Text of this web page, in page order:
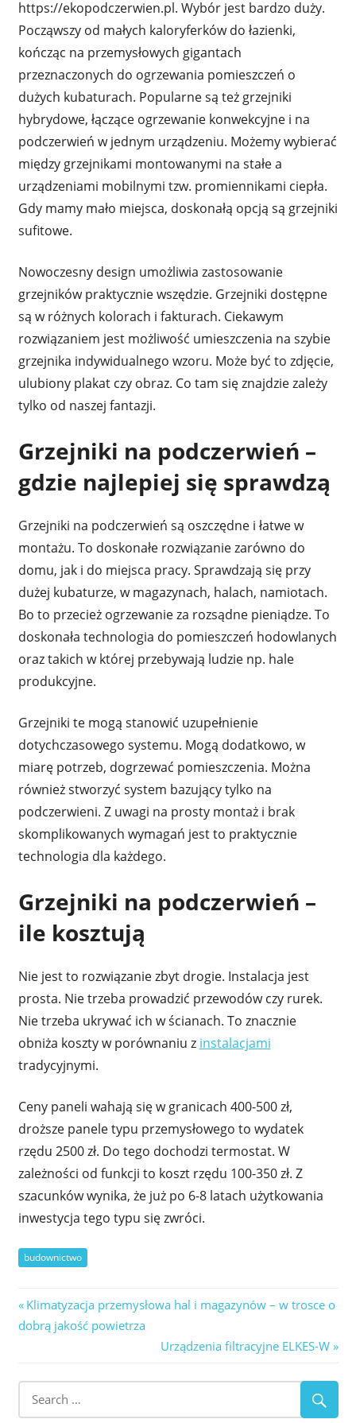
https://ekopodczerwien.pl. Wybór jest bardzo duży.
Począwszy od małych kaloryferków do łazienki,
kończąc na przemysłowych gigantach
przeznaczonych do ogrzewania pomieszczeń o
dużych kubaturach. Popularne są też grzejniki
hybrydowe, łączące ogrzewanie konwekcyjne i na
podczerwień w jednym urządzeniu. Możemy wybierać
między grzejnikami montowanymi na stałe a
urządzeniami mobilnymi tzw. promiennikami ciepła.
Gdy mamy mało miejsca, doskonałą opcją są grzejniki
sufitowe.
Nowoczesny design umożliwia zastosowanie
grzejników praktycznie wszędzie. Grzejniki dostępne
są w różnych kolorach i fakturach. Ciekawym
rozwiązaniem jest możliwość umieszczenia na szybie
grzejnika indywidualnego wzoru. Może być to zdjęcie,
ulubiony plakat czy obraz. Co tam się znajdzie zależy
tylko od naszej fantazji.
Grzejniki na podczerwień –
gdzie najlepiej się sprawdzą
Grzejniki na podczerwień są oszczędne i łatwe w
montażu. To doskonałe rozwiązanie zarówno do
domu, jak i do miejsca pracy. Sprawdzają się przy
dużej kubaturze, w magazynach, halach, namiotach.
Bo to przecież ogrzewanie za rozsądne pieniądze. To
doskonała technologia do pomieszczeń hodowlanych
oraz takich w której przebywają ludzie np. hale
produkcyjne.
Grzejniki te mogą stanowić uzupełnienie
dotychczasowego systemu. Mogą dodatkowo, w
miarę potrzeb, dogrzewać pomieszczenia. Można
również stworzyć system bazujący tylko na
podczerwieni. Z uwagi na prosty montaż i brak
skomplikowanych wymagań jest to praktycznie
technologia dla każdego.
Grzejniki na podczerwień –
ile kosztują
Nie jest to rozwiązanie zbyt drogie. Instalacja jest
prosta. Nie trzeba prowadzić przewodów czy rurek.
Nie trzeba ukrywać ich w ścianach. To znacznie
obniża koszty w porównaniu z instalacjami
tradycyjnymi.
Ceny paneli wahają się w granicach 400-500 zł,
droższe panele typu przemysłowego to wydatek
rzędu 2500 zł. Do tego dochodzi termostat. W
zależności od funkcji to koszt rzędu 100-350 zł. Z
szacunków wynika, że już po 6-8 latach użytkowania
inwestycja tego typu się zwróci.
budownictwo
Nawigacja
wpisu
Previous
Post:
Klimatyzacja przemysłowa hal i magazynów – w trosce o
dobrą jakość powietrza
Next
Urządzenia filtracyjne ELKES-W